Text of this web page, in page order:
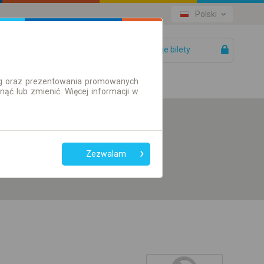
Polski
Twoje bilety
przesiadek
Tylko bilet online
oraz prezentowania promowanych
lub zmienić. Więcej informacji w
Zezwalam